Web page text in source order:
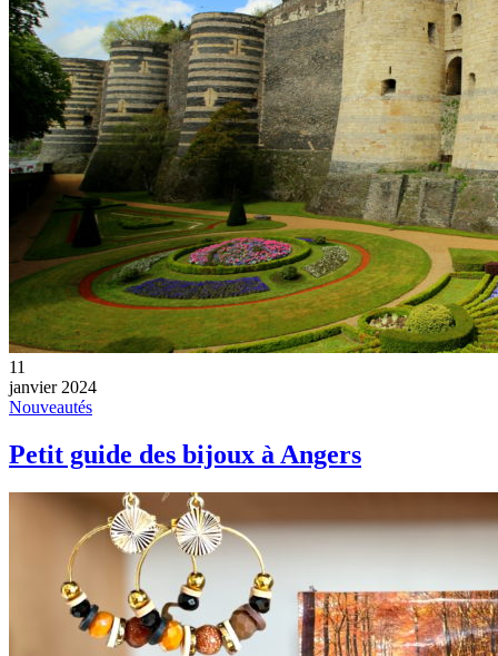
11
janvier 2024
Nouveautés
Petit guide des bijoux à Angers